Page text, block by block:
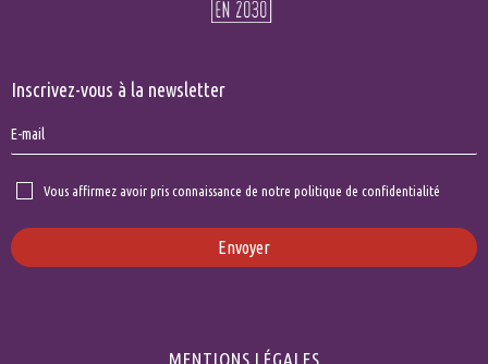
Inscrivez-vous à la newsletter
Vous affirmez avoir pris connaissance de notre politique de confidentialité
Envoyer
MENTIONS LÉGALES